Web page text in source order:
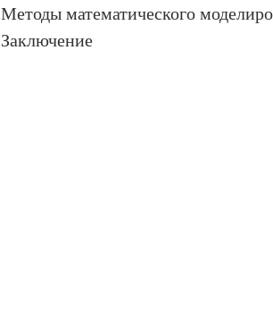
Методы математического
Заключение